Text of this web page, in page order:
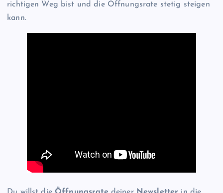
richtigen Weg bist und die Öffnungsrate stetig steigen
kann.